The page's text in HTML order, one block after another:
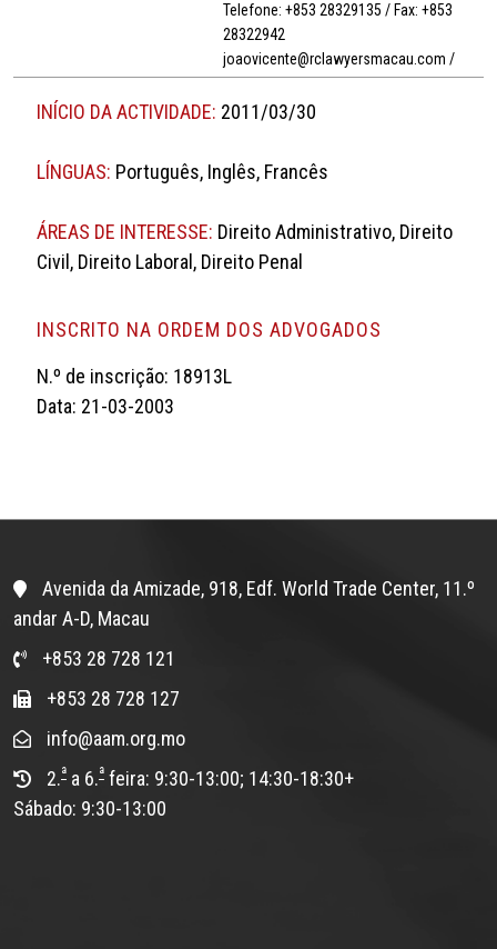
Telefone: +853 28329135 / Fax: +853
28322942
joaovicente@rclawyersmacau.com /
INÍCIO DA ACTIVIDADE: 2011/03/30
LÍNGUAS: Português, Inglês, Francês
ÁREAS DE INTERESSE: Direito Administrativo, Direito
Civil, Direito Laboral, Direito Penal
INSCRITO NA ORDEM DOS ADVOGADOS
N.º de inscrição: 18913L
Data: 21-03-2003
Avenida da Amizade, 918, Edf. World Trade Center, 11.º
andar A-D, Macau
+853 28 728 121
+853 28 728 127
info@aam.org.mo
2.ª a 6.ª feira: 9:30-13:00; 14:30-18:30+
Sábado: 9:30-13:00